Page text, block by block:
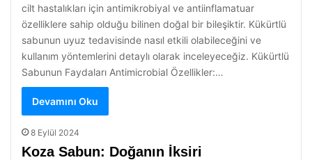
cilt hastalıkları için antimikrobiyal ve antiinflamatuar
özelliklere sahip olduğu bilinen doğal bir bileşiktir. Kükürtlü
sabunun uyuz tedavisinde nasıl etkili olabileceğini ve
kullanım yöntemlerini detaylı olarak inceleyeceğiz. Kükürtlü
Sabunun Faydaları Antimicrobial Özellikler:…
Devamını Oku
8 Eylül 2024
Koza Sabun: Doğanın İksiri